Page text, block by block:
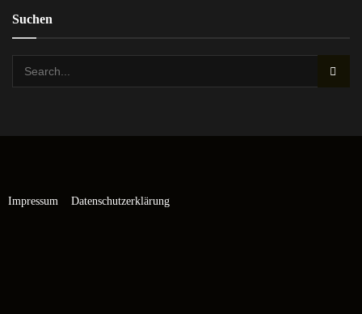
Suchen
Impressum Datenschutzerklärung